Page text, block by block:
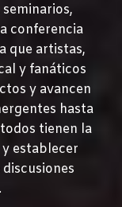
conferencia
que artistas,
y fanáticos
y avancen
hasta
tienen la
establecer